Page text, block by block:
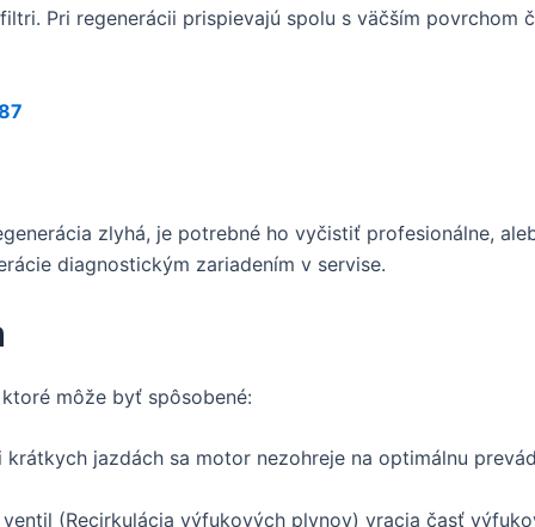
Pri regenerácii prispievajú spolu s väčším povrchom
zlyhá, je potrebné ho vyčistiť profesionálne,
diagnostickým zariadením v servise.
môže byť spôsobené:
jazdách sa motor nezohreje na optimálnu
(Recirkulácia výfukových plynov) vracia časť